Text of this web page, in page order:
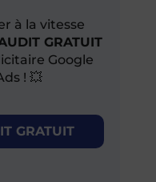
à la vitesse
GRATUIT
Google
! 💥
GRATUIT